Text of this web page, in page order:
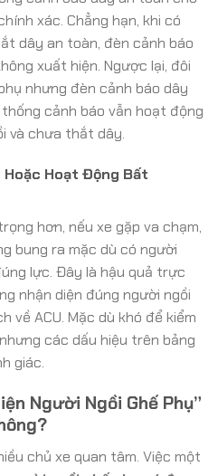
xác. Chẳng hạn, khi có
dây an toàn, đèn cảnh báo
xuất hiện. Ngược lại, đôi
nhưng đèn cảnh báo dây
cảnh báo vẫn hoạt động
và chưa thắt dây.
Hoặc Hoạt Động Bất
hơn, nếu xe gặp va chạm,
bung ra mặc dù có người
lực. Đây là hậu quả trực
nhận diện đúng người ngồi
về ACU. Mặc dù khó để kiểm
các dấu hiệu trên bảng
giác.
Người Ngồi Ghế Phụ”
chủ xe quan tâm. Việc một